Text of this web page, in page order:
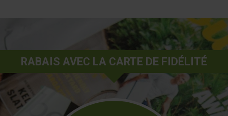
RABAIS AVEC LA CARTE DE FIDÉLITÉ